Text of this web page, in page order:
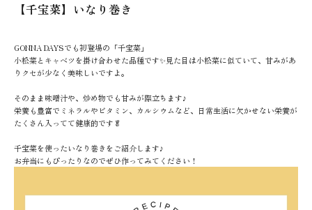
【千宝菜】いなり巻き
GONNA DAYSでも初登場の「千宝菜」
小松菜とキャベツを掛け合わせた品種です✨見た目は小松菜に似ていて、甘みがあ
りクセが少なく美味しいですよ。
そのまま味噌汁や、炒め物でも甘みが際立ちます♪
栄養も豊富でミネラルやビタミン、カルシウムなど、日常生活に欠かせない栄養が
たくさん入ってて健康的です🥬
千宝菜を使ったいなり巻きをご紹介します♪
お弁当にもぴったりなのでぜひ作ってみてください！